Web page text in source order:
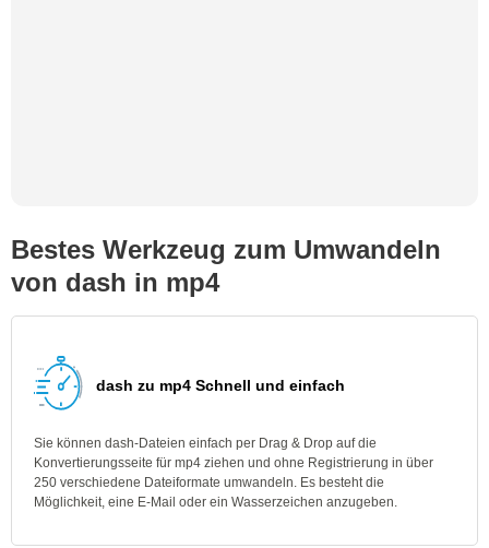
Bestes Werkzeug zum Umwandeln
von dash in mp4
dash zu mp4 Schnell und einfach
Sie können dash-Dateien einfach per Drag & Drop auf die
Konvertierungsseite für mp4 ziehen und ohne Registrierung in über
250 verschiedene Dateiformate umwandeln. Es besteht die
Möglichkeit, eine E-Mail oder ein Wasserzeichen anzugeben.